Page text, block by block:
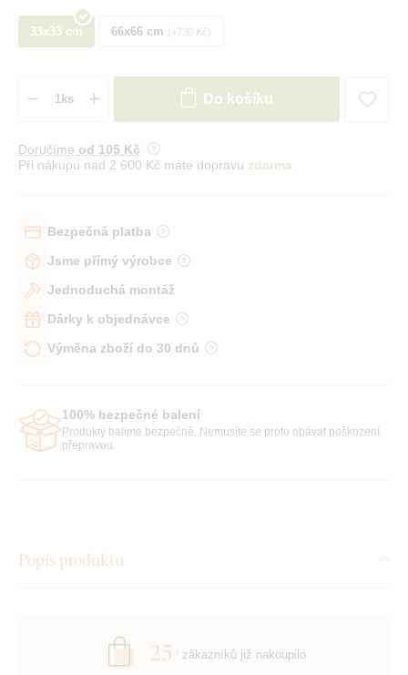
33x33 cm 66x66 cm +730 Kč
Do košíku
Doručíme od 105 Kč
Při nákupu nad 2 600 Kč máte dopravu zdarma
Bezpečná platba
Jsme přímý výrobce
Jednoduchá montáž
Dárky k objednávce
Výměna zboží do 30 dnů
100% bezpečné balení
Produkty balíme bezpečně. Nemusíte se proto obávat poškození
přepravou.
Popis produktu
25+ zákazníků již nakoupilo